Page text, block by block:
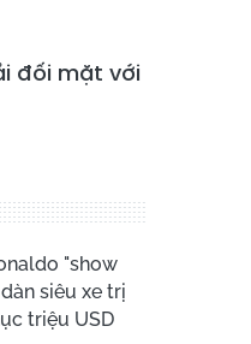
đối mặt với
"show
siêu xe trị
triệu USD